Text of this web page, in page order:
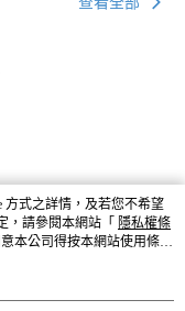
方式之詳情，及若您不希望
，請參閱本網站「 隱私權條
本公司得按本網站使用條款